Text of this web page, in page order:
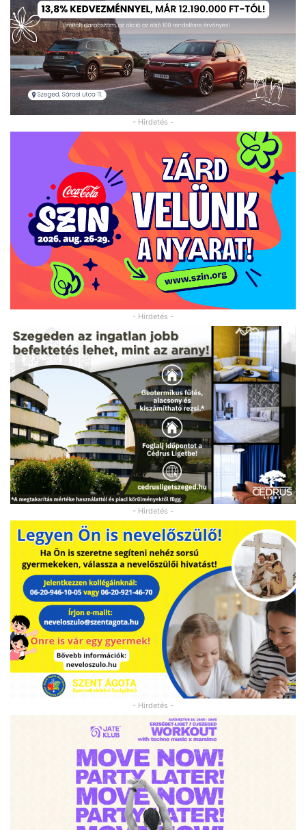
- Hirdetés -
- Hirdetés -
- Hirdetés -
- Hirdetés -